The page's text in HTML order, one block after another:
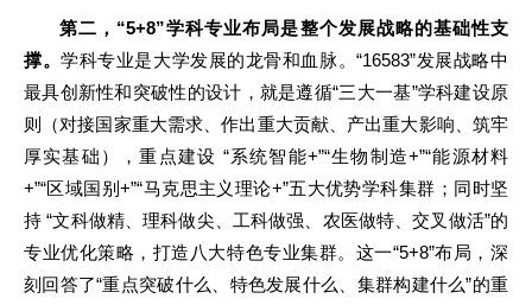
第二，“5+8”学科专业布局是整个发展战略的基础性支
撑。学科专业是大学发展的龙骨和血脉。“16583”发展战略中
最具创新性和突破性的设计，就是遵循“三大一基”学科建设原
则（对接国家重大需求、作出重大贡献、产出重大影响、筑牢
厚实基础），重点建设 “系统智能+”“生物制造+”“能源材料
+”“区域国别+”“马克思主义理论+”五大优势学科集群；同时坚
持 “文科做精、理科做尖、工科做强、农医做特、交叉做活”的
专业优化策略，打造八大特色专业集群。这一“5+8”布局，深
刻回答了“重点突破什么、特色发展什么、集群构建什么”的重